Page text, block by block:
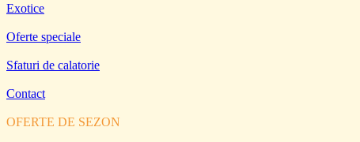
Exotice
Oferte speciale
Sfaturi de calatorie
Contact
OFERTE DE SEZON